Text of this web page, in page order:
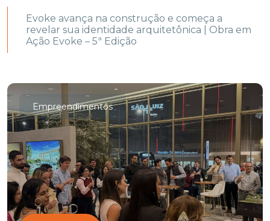
Evoke avança na construção e começa a
revelar sua identidade arquitetônica | Obra em
Ação Evoke – 5ª Edição
Empreendimentos